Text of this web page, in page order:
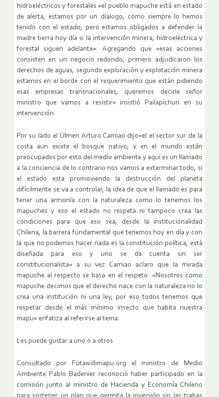
hidroeléctricos y forestales «el pueblo mapuche está en estado
de alerta, estamos por un dialogo, como siempre lo hemos
tenido con el estado, pero estamos obligados a defender la
madre tierra hoy día si la intervención minera, hidroeléctrica y
forestal siguen adelante». Agregando que «esas acciones
consisten en un negocio redondo, primero adjudicaron los
derechos de aguas, segundo exploración y explotación minera
estamos en el borde con el requerimiento que están pidiendo
esas empresas transnacionales, queremos decirle señor
ministro que vamos a resistir» insistió Pailapichun en su
intervención.
Por su lado el Ülmen Arturo Camiao dijo»el el sector sur de la
costa aun existe el bosque nativo, y en el mundo están
preocupados por esto del medio ambiente y aquí es un llamado
a la conciencia de lo contrario nos vamos a exterminar todo, si
el estado esta promoviendo la destrucción del planeta
difícilmente se va a controlar, la idea de que el llamado es para
tener una armonía con la naturaleza como lo tenemos los
mapuches y eso el estado no respeta ni tampoco crea las
condiciones para que eso sea, desde la institucionalidad
Chilena, la barrera fundamental que tenemos hoy en día y con
la que no podemos hacer nada es la constitución política, está
diseñada para eso y uno se da cuenta sin ser
constitucionalista» a su vez Camiao aclaro que la mirada
mapuche al respecto se basa en el respeto: «Nosotros como
mapuche decimos que el derecho nace con la naturaleza no lo
crea una institución ni una ley, por eso todos tenemos que
respetar desde el más mínimo insecto que habita nuestra
mapu» enfatiza al referirse al tema.
Les puede gustar a uno o a otros
Consultado por Fütawillimapu.org el ministro de Medio
Ambiente Pablo Badenier reconoció haber participado en la
comisión junto al ministro de Hacienda y Economía Chileno